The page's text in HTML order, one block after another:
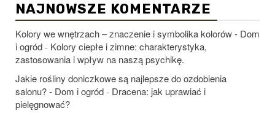
NAJNOWSZE KOMENTARZE
Kolory we wnętrzach – znaczenie i symbolika kolorów - Dom
i ogród - Kolory ciepłe i zimne: charakterystyka,
zastosowania i wpływ na naszą psychikę.
Jakie rośliny doniczkowe są najlepsze do ozdobienia
salonu? - Dom i ogród - Dracena: jak uprawiać i
pielęgnować?